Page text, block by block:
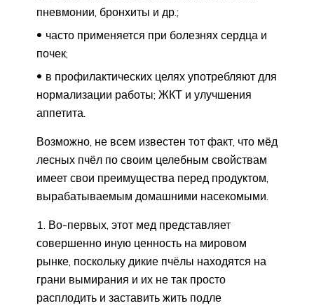
пневмонии, бронхиты и др.;
часто применяется при болезнях сердца и
почек;
в профилактических целях употребляют для
нормализации работы; ЖКТ и улучшения
аппетита.
Возможно, не всем известен тот факт, что мёд
лесных пчёл по своим целебным свойствам
имеет свои преимущества перед продуктом,
вырабатываемым домашними насекомыми.
Во-первых, этот мед представляет
совершенно иную ценность на мировом
рынке, поскольку дикие пчёлы находятся на
грани вымирания и их не так просто
расплодить и заставить жить подле